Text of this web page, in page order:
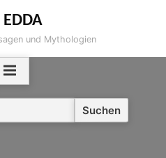
und Mythologien